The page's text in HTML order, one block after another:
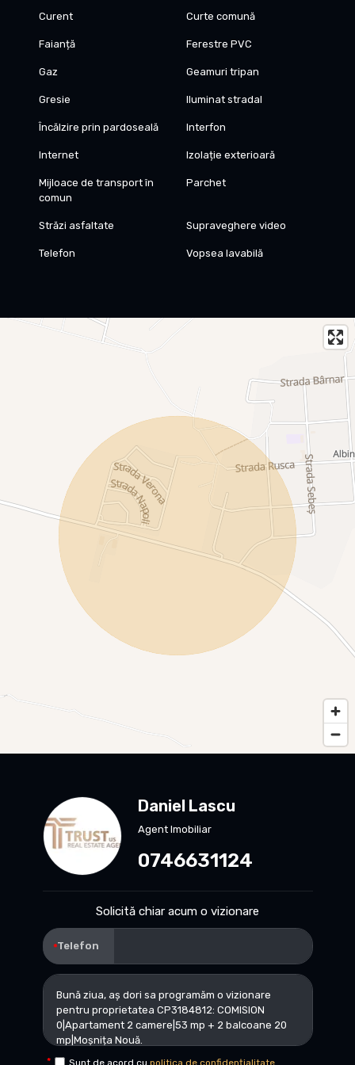
Curent Curte comună
Faianță Ferestre PVC
Gaz Geamuri tripan
Gresie Iluminat stradal
Încălzire prin pardoseală Interfon
Internet Izolație exterioară
Mijloace de transport în
comun
Parchet
Străzi asfaltate Supraveghere video
Telefon Vopsea lavabilă
Daniel Lascu
Agent Imobiliar
0746631124
Solicită chiar acum o vizionare
Telefon
Sunt de acord cu politica de confidențialitate